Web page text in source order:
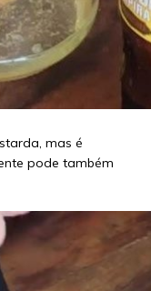
mas é
pode também